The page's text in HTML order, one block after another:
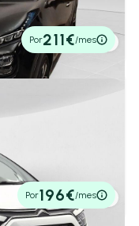
km
145.000 km
Por211€/mes
Por196€/mes